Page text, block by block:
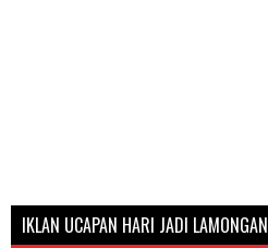
IKLAN UCAPAN HARI JADI LAMONGAN